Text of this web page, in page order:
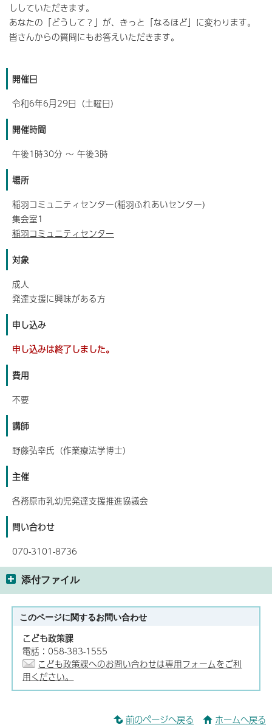
ししていただきます。
あなたの「どうして？」が、きっと「なるほど」に変わります。
皆さんからの質問にもお答えいただきます。
開催日
令和6年6月29日（土曜日）
開催時間
午後1時30分 ～ 午後3時
場所
稲羽コミュニティセンター(稲羽ふれあいセンター)
集会室1
稲羽コミュニティセンター
対象
成人
発達支援に興味がある方
申し込み
申し込みは終了しました。
費用
不要
講師
野藤弘幸氏（作業療法学博士）
主催
各務原市乳幼児発達支援推進協議会
問い合わせ
070-3101-8736
添付ファイル
このページに関するお問い合わせ
こども政策課
電話：058-383-1555
こども政策課へのお問い合わせは専用フォームをご利
用ください。
前のページへ戻る ホームへ戻る